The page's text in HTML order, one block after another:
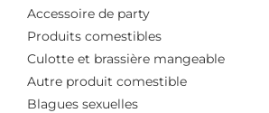
Accessoire de party
Produits comestibles
Culotte et brassière mangeable
Autre produit comestible
Blagues sexuelles